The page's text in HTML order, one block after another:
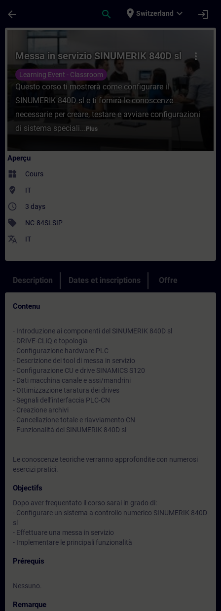
arrow_back search place Switzerland expand_more login
Cours - Messa in servizio SINUMERIK
more_vert
Messa in servizio SINUMERIK 840D sl
Learning Event - Classroom
Questo corso ti mostrerà come configurare il
SINUMERIK 840D sl e ti fornirà le conoscenze
necessarie per creare, testare e avviare configurazioni
di sistema speciali... Plus
Aperçu
widgets Cours
where_to_vote IT
access_time 3 days
sell NC-84SLSIP
translate IT
Description Dates et inscriptions Offre
Contenu
- Introduzione ai componenti del SINUMERIK 840D sl
- DRIVE-CLiQ e topologia
- Configurazione hardware PLC
- Descrizione dei tool di messa in servizio
- Configurazione CU e drive SINAMICS S120
- Dati macchina canale e assi/mandrini
- Ottimizzazione taratura dei drives
- Segnali dell’interfaccia PLC-CN
- Creazione archivi
- Cancellazione totale e riavviamento CN
- Funzionalità del SINUMERIK 840D sl
Le conoscenze teoriche verranno approfondite con numerosi
esercizi pratici.
Objectifs
Dopo aver frequentato il corso sarai in grado di:
- Configurare un sistema a controllo numerico SINUMERIK 840D
sl
- Effettuare una messa in servizio
- Implementare le principali funzionalità
Prérequis
Nessuno.
Remarque